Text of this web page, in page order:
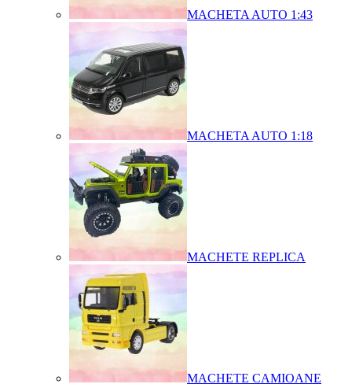
MACHETA AUTO 1:43
MACHETA AUTO 1:18
MACHETE REPLICA
MACHETE CAMIOANE